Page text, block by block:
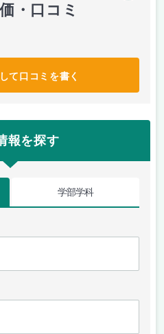
・口コミ
て口コミを書く
報を探す
学部学科